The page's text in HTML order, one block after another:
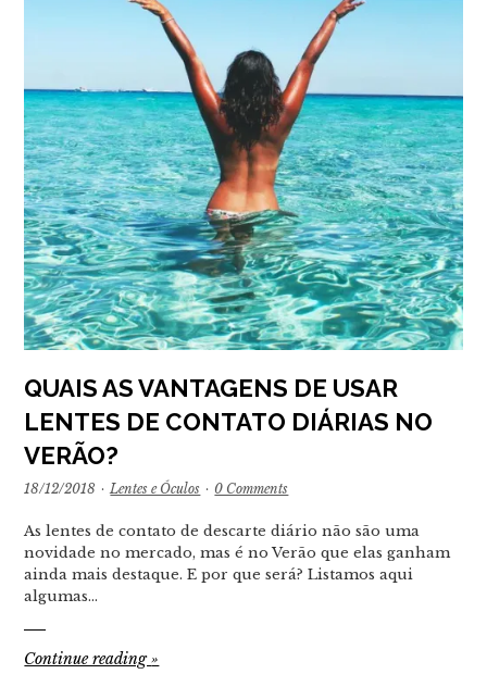
QUAIS AS VANTAGENS DE USAR
LENTES DE CONTATO DIÁRIAS NO
VERÃO?
18/12/2018 · Lentes e Óculos · 0 Comments
As lentes de contato de descarte diário não são uma
novidade no mercado, mas é no Verão que elas ganham
ainda mais destaque. E por que será? Listamos aqui
algumas…
Continue reading»